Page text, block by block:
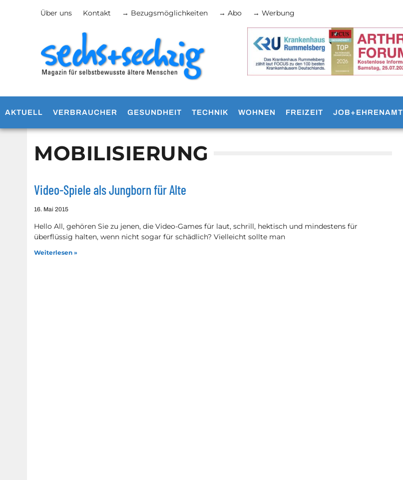
Über uns Kontakt → Bezugsmöglichkeiten → Abo → Werbung
AKTUELL VERBRAUCHER GESUNDHEIT TECHNIK WOHNEN FREIZEIT JOB+EHRENAMT
MOBILISIERUNG
Video-Spiele als Jungborn für Alte
16. Mai 2015
Hello All, gehören Sie zu jenen, die Video-Games für laut, schrill, hektisch und mindestens für
überflüssig halten, wenn nicht sogar für schädlich? Vielleicht sollte man
Weiterlesen »